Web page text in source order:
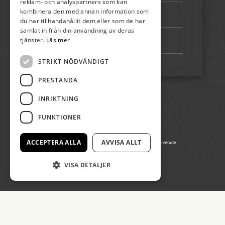
Bankgiro: 5192-4348
Swish: 123 222 02 67
© Copyright 2026 Ölands Skördefest, alla rättigheter reserverade
Producerad av Gota Media Brand Studio
reklam- och analyspartners som kan
kombinera den med annan information som
du har tillhandahållit dem eller som de har
samlat in från din användning av deras
tjänster. Läs mer
STRIKT NÖDVÄNDIGT
PRESTANDA
INRIKTNING
FUNKTIONER
ACCEPTERA ALLA AVVISA ALLT
VISA DETALJER